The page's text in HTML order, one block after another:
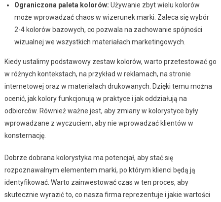
Ograniczona paleta kolorów: Używanie zbyt wielu kolorów
może wprowadzać chaos w wizerunek marki. Zaleca się wybór
2-4 kolorów bazowych, co pozwala na zachowanie spójności
wizualnej we wszystkich materiałach marketingowych.
Kiedy ustalimy podstawowy zestaw kolorów, warto przetestować go
w różnych kontekstach, na przykład w reklamach, na stronie
internetowej oraz w materiałach drukowanych. Dzięki temu można
ocenić, jak kolory funkcjonują w praktyce i jak oddziałują na
odbiorców. Również ważne jest, aby zmiany w kolorystyce były
wprowadzane z wyczuciem, aby nie wprowadzać klientów w
konsternację.
Dobrze dobrana kolorystyka ma potencjał, aby stać się
rozpoznawalnym elementem marki, po którym klienci będą ją
identyfikować. Warto zainwestować czas w ten proces, aby
skutecznie wyrazić to, co nasza firma reprezentuje i jakie wartości